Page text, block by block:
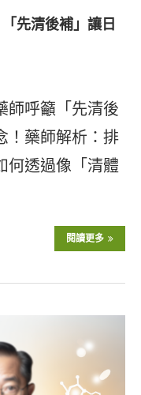
先清後補」讓日
師呼籲「先清後
！藥師解析：排
何透過像「清體
閱讀更多